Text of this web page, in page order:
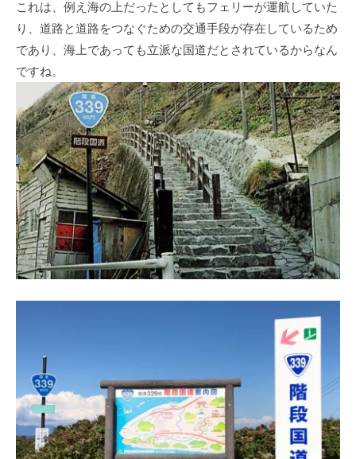
これは、例え海の上だったとしてもフェリーが運航していた
り、道路と道路をつなぐための交通手段が存在しているため
であり、海上であっても立派な国道だとされているからなん
ですね。